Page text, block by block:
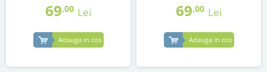
69,00 Lei
Adauga in cos
69,00 Lei
Adauga in cos